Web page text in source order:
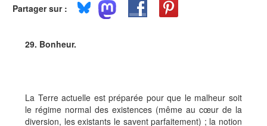
Partager sur :
29. Bonheur.
La Terre actuelle est préparée pour que le malheur soit
le régime normal des existences (même au cœur de la
diversion, les existants le savent parfaitement) ; la notion